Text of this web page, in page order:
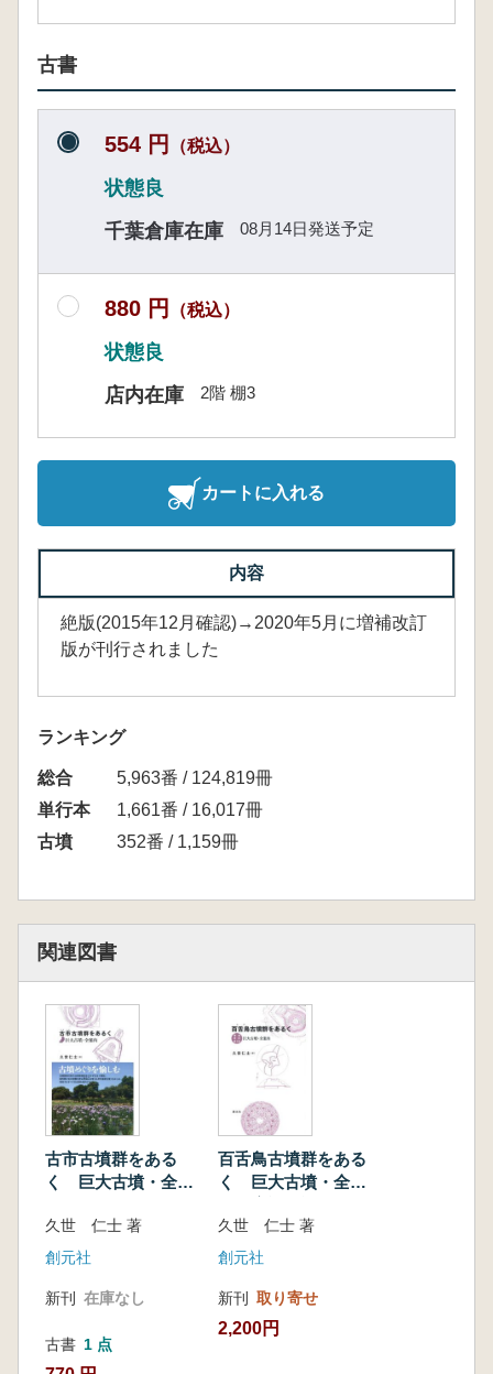
古書
554 円 （税込）
状態良
千葉倉庫在庫
08月14日発送予定
880 円 （税込）
状態良
店内在庫
2階 棚3
カートに入れる
内容
絶版(2015年12月確認)→2020年5月に増補改訂
版が刊行されました
ランキング
総合
5,963番 / 124,819冊
単行本
1,661番 / 16,017冊
古墳
352番 / 1,159冊
関連図書
古市古墳群をある
く 巨大古墳・全案
久世 仁士 著
創元社
新刊 在庫なし
古書 1 点
百舌鳥古墳群をある
く 巨大古墳・全案
久世 仁士 著
創元社
新刊 取り寄せ
2,200円